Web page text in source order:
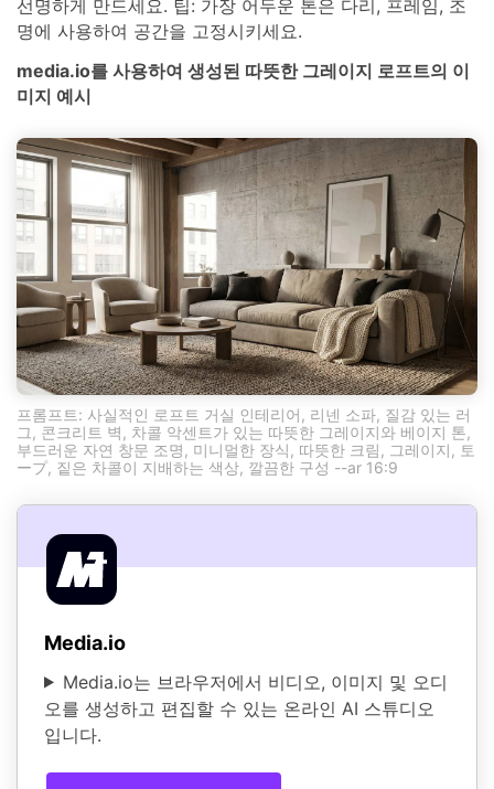
선명하게 만드세요. 팁: 가장 어두운 톤은 다리, 프레임, 조
명에 사용하여 공간을 고정시키세요.
media.io를 사용하여 생성된 따뜻한 그레이지 로프트의 이
미지 예시
프롬프트: 사실적인 로프트 거실 인테리어, 리넨 소파, 질감 있는 러
그, 콘크리트 벽, 차콜 악센트가 있는 따뜻한 그레이지와 베이지 톤,
부드러운 자연 창문 조명, 미니멀한 장식, 따뜻한 크림, 그레이지, 토
ープ, 짙은 차콜이 지배하는 색상, 깔끔한 구성 --ar 16:9
Media.io
Media.io는 브라우저에서 비디오, 이미지 및 오디
오를 생성하고 편집할 수 있는 온라인 AI 스튜디오
입니다.